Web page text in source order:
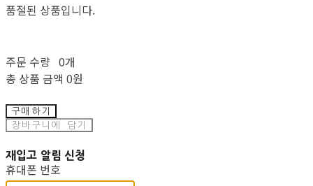
품절된 상품입니다.
주문 수량 0개
총 상품 금액 0원
구매하기
장바구니에 담기
재입고 알림 신청
휴대폰 번호